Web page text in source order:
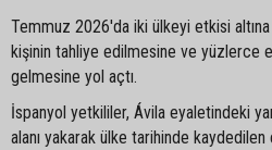
Temmuz 2026'da iki ülkeyi etkisi
kişinin tahliye edilmesine ve yüzlerce
gelmesine yol açtı.
İspanyol yetkililer, Ávila eyaletindeki
alanı yakarak ülke tarihinde kaydedilen